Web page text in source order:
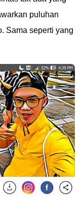
puluhan
Sama seperti yang